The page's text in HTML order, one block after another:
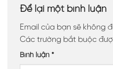
Để lại một bình luận
Email của bạn sẽ không
Các trường bắt buộc
Bình luận *